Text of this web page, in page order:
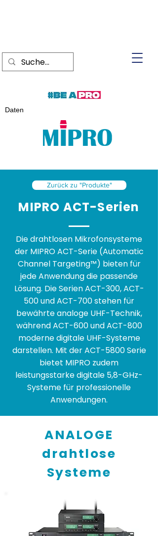
Daten
Zurück zu "Produkte"
MIPRO ACT-Serien
Die drahtlosen Mikrofonsysteme
der MIPRO ACT-Serie (Automatic
Channel Targeting™) bieten für
jede Anwendung die passende
Lösung. Die Serien ACT-300, ACT-
500 und ACT-700 stehen für
bewährte analoge UHF-Technik,
während ACT-600 und ACT-800
moderne digitale UHF-Systeme
darstellen. Mit der ACT-5800 Serie
bietet MIPRO zudem
leistungsstarke digitale 5,8-GHz-
Systeme für professionelle
Anwendungen.
ANALOGE
drahtlose
Systeme